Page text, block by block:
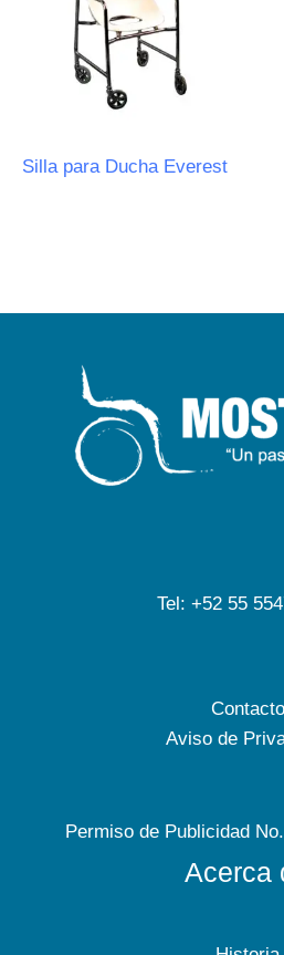
Silla para Ducha Everest
Tel: +52 55
Contacto
Aviso de
Permiso de Publicidad
Acerca